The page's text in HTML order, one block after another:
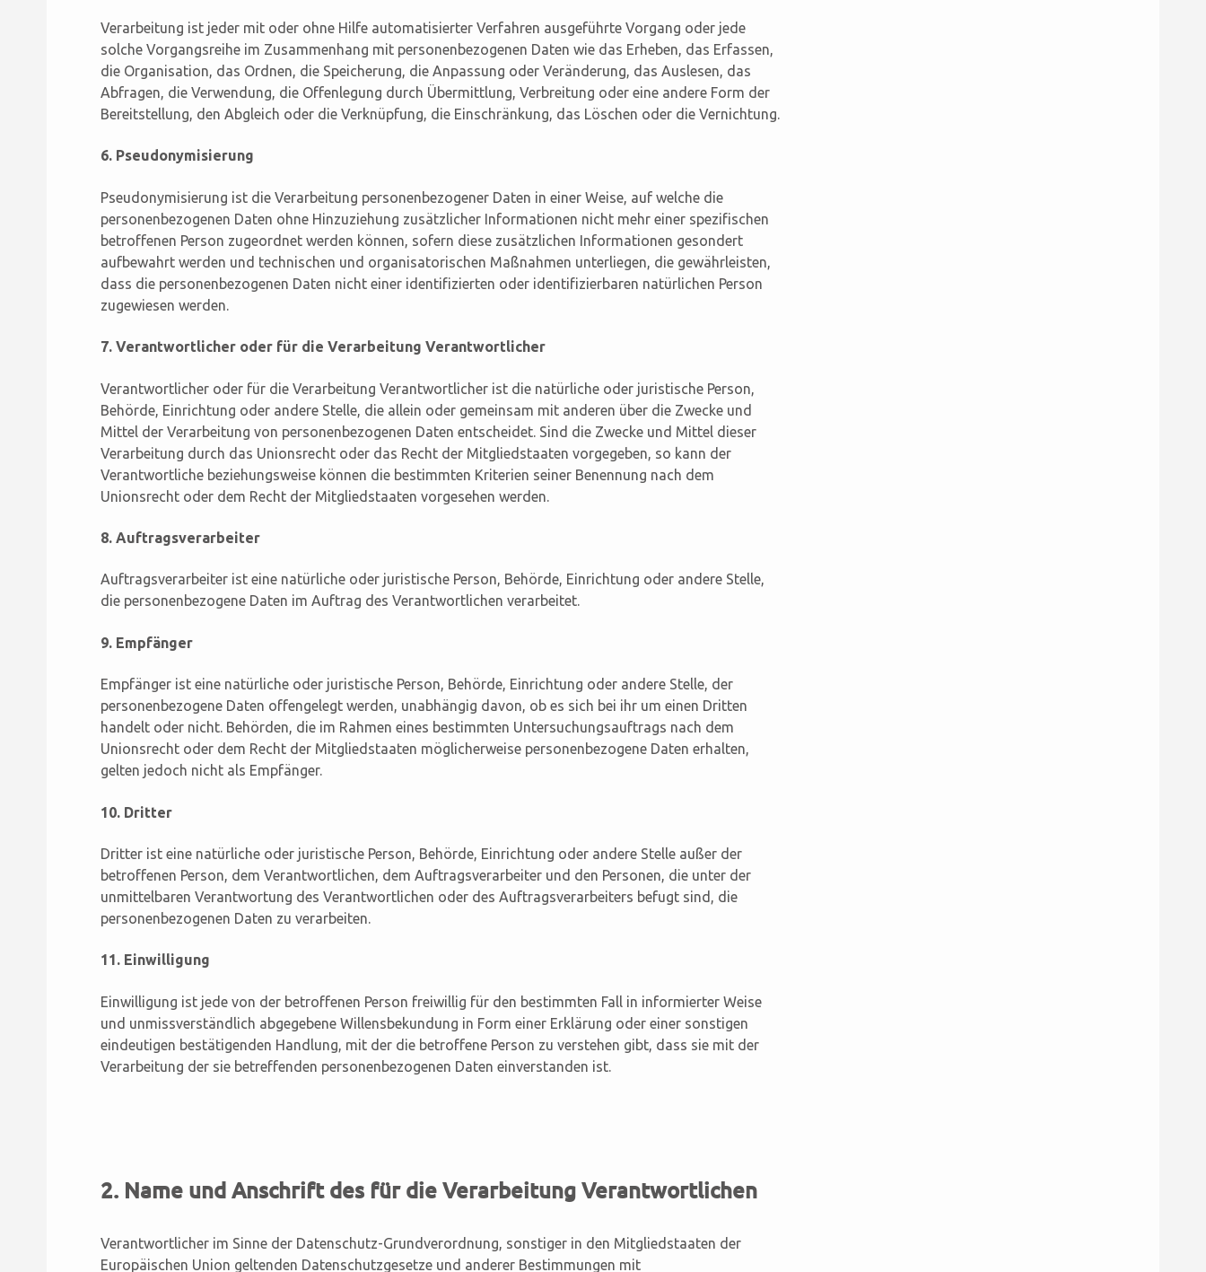
Verarbeitung ist jeder mit oder ohne Hilfe automatisierter Verfahren ausgeführte Vorgang oder jede
solche Vorgangsreihe im Zusammenhang mit personenbezogenen Daten wie das Erheben, das Erfassen,
die Organisation, das Ordnen, die Speicherung, die Anpassung oder Veränderung, das Auslesen, das
Abfragen, die Verwendung, die Offenlegung durch Übermittlung, Verbreitung oder eine andere Form der
Bereitstellung, den Abgleich oder die Verknüpfung, die Einschränkung, das Löschen oder die Vernichtung.
6. Pseudonymisierung
Pseudonymisierung ist die Verarbeitung personenbezogener Daten in einer Weise, auf welche die
personenbezogenen Daten ohne Hinzuziehung zusätzlicher Informationen nicht mehr einer spezifischen
betroffenen Person zugeordnet werden können, sofern diese zusätzlichen Informationen gesondert
aufbewahrt werden und technischen und organisatorischen Maßnahmen unterliegen, die gewährleisten,
dass die personenbezogenen Daten nicht einer identifizierten oder identifizierbaren natürlichen Person
zugewiesen werden.
7. Verantwortlicher oder für die Verarbeitung Verantwortlicher
Verantwortlicher oder für die Verarbeitung Verantwortlicher ist die natürliche oder juristische Person,
Behörde, Einrichtung oder andere Stelle, die allein oder gemeinsam mit anderen über die Zwecke und
Mittel der Verarbeitung von personenbezogenen Daten entscheidet. Sind die Zwecke und Mittel dieser
Verarbeitung durch das Unionsrecht oder das Recht der Mitgliedstaaten vorgegeben, so kann der
Verantwortliche beziehungsweise können die bestimmten Kriterien seiner Benennung nach dem
Unionsrecht oder dem Recht der Mitgliedstaaten vorgesehen werden.
8. Auftragsverarbeiter
Auftragsverarbeiter ist eine natürliche oder juristische Person, Behörde, Einrichtung oder andere Stelle,
die personenbezogene Daten im Auftrag des Verantwortlichen verarbeitet.
9. Empfänger
Empfänger ist eine natürliche oder juristische Person, Behörde, Einrichtung oder andere Stelle, der
personenbezogene Daten offengelegt werden, unabhängig davon, ob es sich bei ihr um einen Dritten
handelt oder nicht. Behörden, die im Rahmen eines bestimmten Untersuchungsauftrags nach dem
Unionsrecht oder dem Recht der Mitgliedstaaten möglicherweise personenbezogene Daten erhalten,
gelten jedoch nicht als Empfänger.
10. Dritter
Dritter ist eine natürliche oder juristische Person, Behörde, Einrichtung oder andere Stelle außer der
betroffenen Person, dem Verantwortlichen, dem Auftragsverarbeiter und den Personen, die unter der
unmittelbaren Verantwortung des Verantwortlichen oder des Auftragsverarbeiters befugt sind, die
personenbezogenen Daten zu verarbeiten.
11. Einwilligung
Einwilligung ist jede von der betroffenen Person freiwillig für den bestimmten Fall in informierter Weise
und unmissverständlich abgegebene Willensbekundung in Form einer Erklärung oder einer sonstigen
eindeutigen bestätigenden Handlung, mit der die betroffene Person zu verstehen gibt, dass sie mit der
Verarbeitung der sie betreffenden personenbezogenen Daten einverstanden ist.
2. Name und Anschrift des für die Verarbeitung Verantwortlichen
Verantwortlicher im Sinne der Datenschutz-Grundverordnung, sonstiger in den Mitgliedstaaten der
Europäischen Union geltenden Datenschutzgesetze und anderer Bestimmungen mit